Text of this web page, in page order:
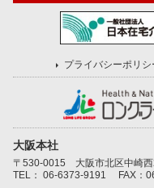
プライバシーポリシ
大阪本社
〒530-0015 大阪市北区中崎
TEL： 06-6373-9191 FAX：